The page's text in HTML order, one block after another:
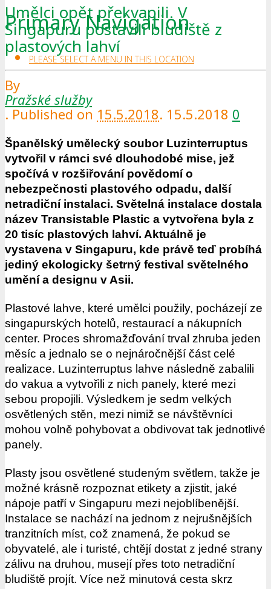
Primary Navigation
PLEASE SELECT A MENU IN THIS LOCATION
Umělci opět překvapili. V
Singapuru postavili bludiště z
plastových lahví
By
Pražské služby
. Published on 15.5.2018. 15.5.2018 0
Španělský umělecký soubor Luzinterruptus
vytvořil v rámci své dlouhodobé mise, jež
spočívá v rozšiřování povědomí o
nebezpečnosti plastového odpadu, další
netradiční instalaci. Světelná instalace dostala
název Transistable Plastic a vytvořena byla z
20 tisíc plastových lahví. Aktuálně je
vystavena v Singapuru, kde právě teď probíhá
jediný ekologicky šetrný festival světelného
umění a designu v Asii.
Plastové lahve, které umělci použily, pocházejí ze
singapurských hotelů, restaurací a nákupních
center. Proces shromažďování trval zhruba jeden
měsíc a jednalo se o nejnáročnější část celé
realizace. Luzinterruptus lahve následně zabalili
do vakua a vytvořili z nich panely, které mezi
sebou propojili. Výsledkem je sedm velkých
osvětlených stěn, mezi nimiž se návštěvníci
mohou volně pohybovat a obdivovat tak jednotlivé
panely.
Plasty jsou osvětlené studeným světlem, takže je
možné krásně rozpoznat etikety a zjistit, jaké
nápoje patří v Singapuru mezi nejoblíbenější.
Instalace se nachází na jednom z nejrušnějších
tranzitních míst, což znamená, že pokud se
obyvatelé, ale i turisté, chtějí dostat z jedné strany
zálivu na druhou, musejí přes toto netradiční
bludiště projít. Více než minutová cesta skrz